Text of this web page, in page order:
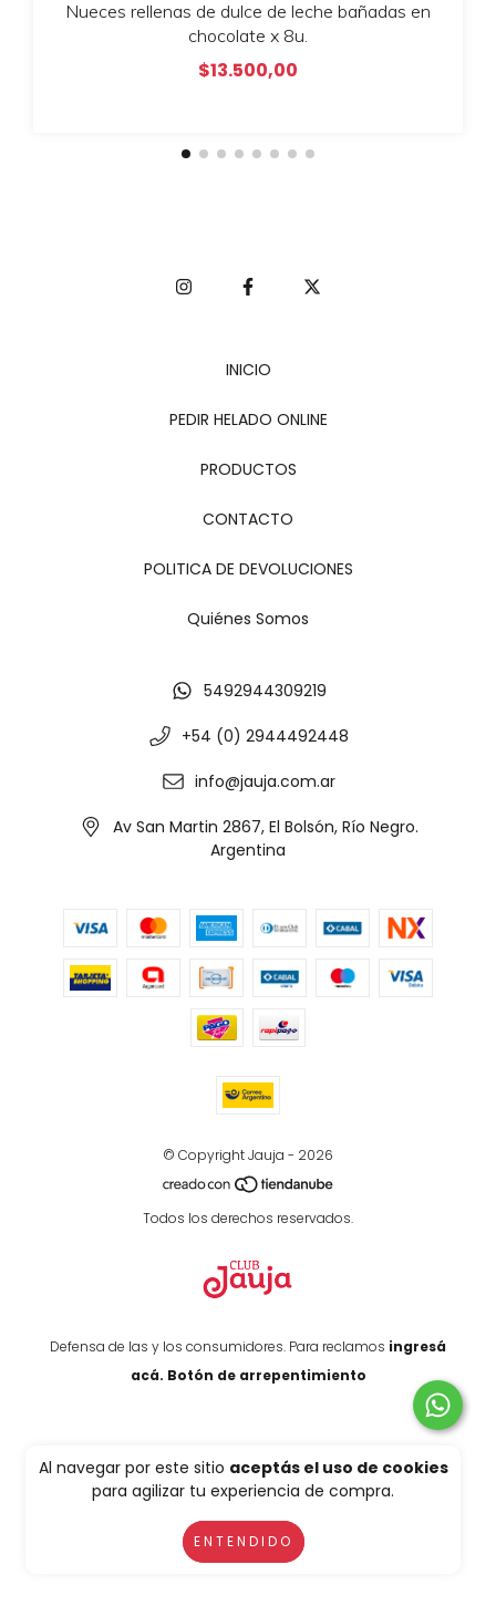
Al navegar por este sitio aceptás el uso de cookies
para agilizar tu experiencia de compra.
ENTENDIDO
Nueces rellenas de dulce de leche bañadas en
chocolate x 8u.
$13.500,00
INICIO
PEDIR HELADO ONLINE
PRODUCTOS
CONTACTO
POLITICA DE DEVOLUCIONES
Quiénes Somos
5492944309219
+54 (0) 2944492448
info@jauja.com.ar
Av San Martin 2867, El Bolsón, Río Negro.
Argentina
© Copyright Jauja - 2026
Todos los derechos reservados.
Defensa de las y los consumidores. Para reclamos ingresá
acá. Botón de arrepentimiento